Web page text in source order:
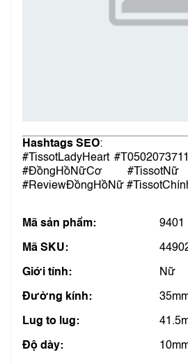
Hashtags SEO:
#TissotLadyHeart
#ĐồngHồNữCơ #TissotNữ
#ReviewĐồngHồNữ
Mã sản phẩm: 9401
Mã SKU:
Giới tính: Nữ
Đường kính:
Lug to lug:
Độ dày: